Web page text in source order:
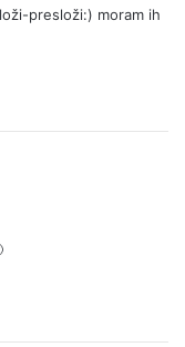
presloži:) moram ih